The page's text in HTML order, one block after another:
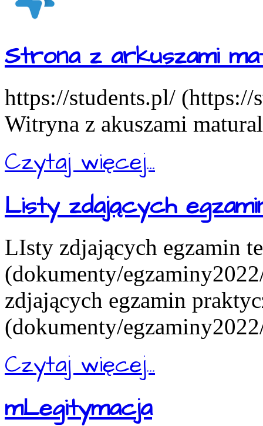
Strona z arkuszami
https://students.pl/ (https://
Witryna z akuszami
Czytaj więcej...
Listy zdających
LIsty zdjających egzamin
(dokumenty/
zdjających egzamin
(dokumenty/
Czytaj więcej...
mLegitymacja